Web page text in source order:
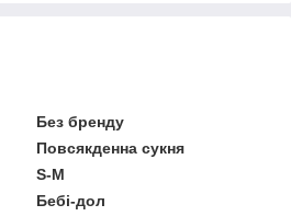
Без бренду
Повсякденна сукня
S-M
Бебі-дол